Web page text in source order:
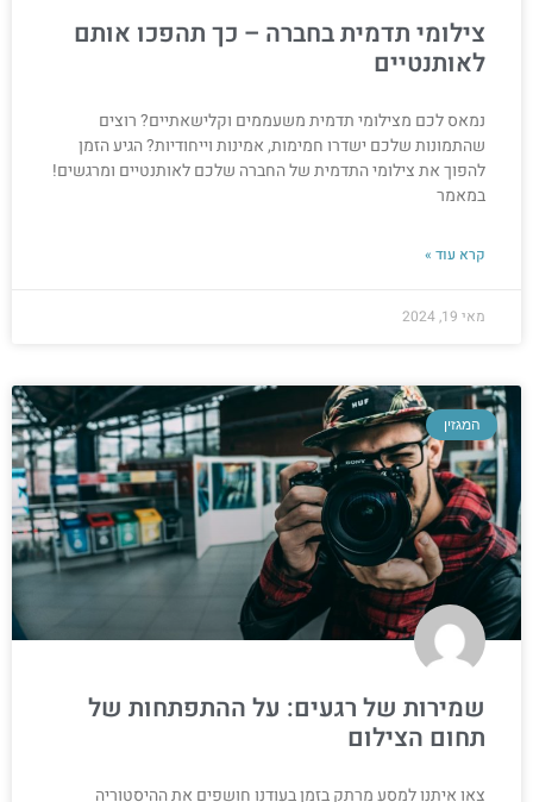
צילומי תדמית בחברה – כך תהפכו אותם
לאותנטיים
נמאס לכם מצילומי תדמית משעממים וקלישאתיים? רוצים
שהתמונות שלכם ישדרו חמימות, אמינות וייחודיות? הגיע הזמן
להפוך את צילומי התדמית של החברה שלכם לאותנטיים ומרגשים!
במאמר
קרא עוד »
מאי 19, 2024
המגזין
שמירות של רגעים: על ההתפתחות של
תחום הצילום
צאו איתנו למסע מרתק בזמן בעודנו חושפים את ההיסטוריה